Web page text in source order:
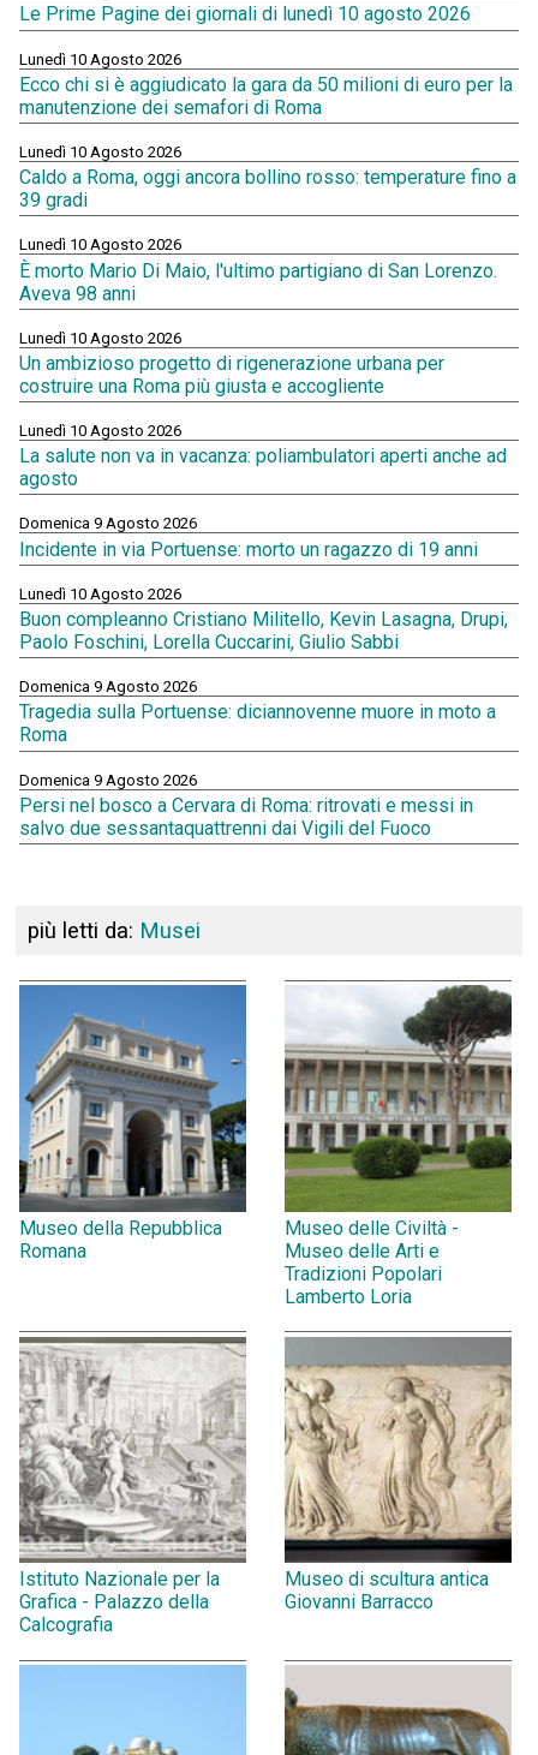
Le Prime Pagine dei giornali di lunedì 10 agosto 2026
Lunedì 10 Agosto 2026
Ecco chi si è aggiudicato la gara da 50 milioni di euro per la
manutenzione dei semafori di Roma
Lunedì 10 Agosto 2026
Caldo a Roma, oggi ancora bollino rosso: temperature fino a
39 gradi
Lunedì 10 Agosto 2026
È morto Mario Di Maio, l'ultimo partigiano di San Lorenzo.
Aveva 98 anni
Lunedì 10 Agosto 2026
Un ambizioso progetto di rigenerazione urbana per
costruire una Roma più giusta e accogliente
Lunedì 10 Agosto 2026
La salute non va in vacanza: poliambulatori aperti anche ad
agosto
Domenica 9 Agosto 2026
Incidente in via Portuense: morto un ragazzo di 19 anni
Lunedì 10 Agosto 2026
Buon compleanno Cristiano Militello, Kevin Lasagna, Drupi,
Paolo Foschini, Lorella Cuccarini, Giulio Sabbi
Domenica 9 Agosto 2026
Tragedia sulla Portuense: diciannovenne muore in moto a
Roma
Domenica 9 Agosto 2026
Persi nel bosco a Cervara di Roma: ritrovati e messi in
salvo due sessantaquattrenni dai Vigili del Fuoco
più letti da: Musei
Museo della Repubblica
Romana
Museo delle Civiltà -
Museo delle Arti e
Tradizioni Popolari
Lamberto Loria
Istituto Nazionale per la
Grafica - Palazzo della
Calcografia
Museo di scultura antica
Giovanni Barracco